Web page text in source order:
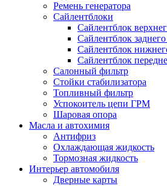
Ремень генератора
Сайлентблоки
Сайлентблок
Сайлентблок
Сайлентблок
Сайлентблок
Салонный фильтр
Стойки стабилизатора
Топливный фильтр
Успокоитель цепи ГРМ
Шаровая опора
Масла и автохимия
Антифриз
Охлаждающая жидкость
Тормозная жидкость
Интерьер автомобиля
Дверные карты